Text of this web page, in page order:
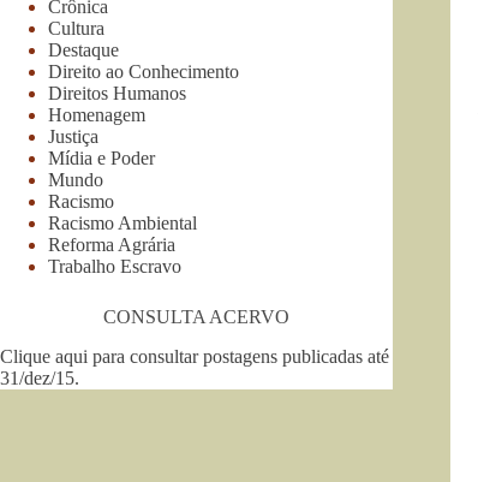
Crônica
Cultura
Destaque
Direito ao Conhecimento
Direitos Humanos
Homenagem
Justiça
Mídia e Poder
Mundo
Racismo
Racismo Ambiental
Reforma Agrária
Trabalho Escravo
CONSULTA ACERVO
Clique aqui para consultar postagens publicadas até
31/dez/15.